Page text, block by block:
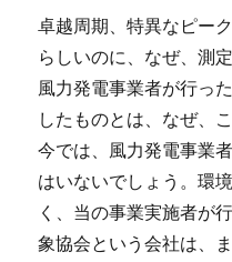
卓越周期、特異なピー
らしいのに、なぜ、測
風力発電事業者が行っ
したものとは、なぜ、
今では、風力発電事業
はいないでしょう。環
く、当の事業実施者が
象協会という会社は、